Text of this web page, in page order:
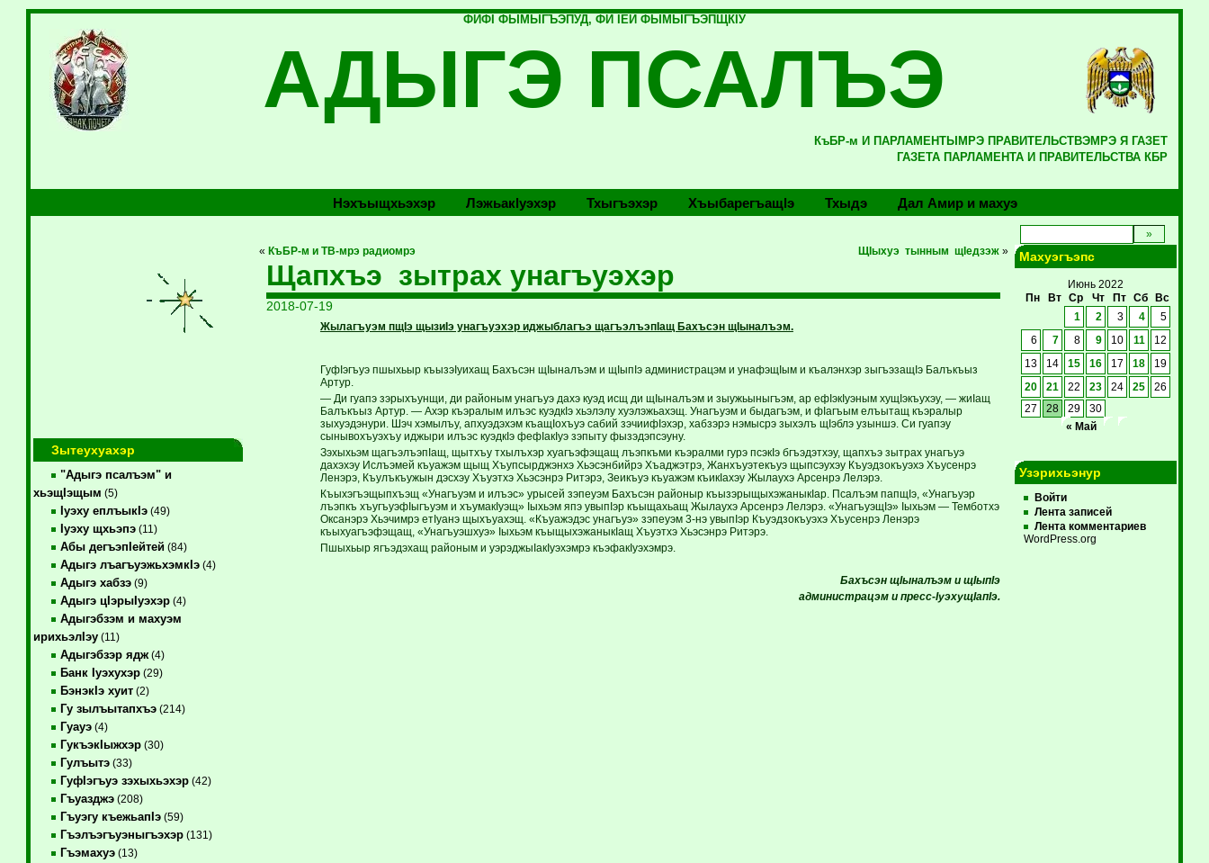
ФИФI ФЫМЫГЪЭПУД, ФИ IЕЙ ФЫМЫГЪЭПЩКIУ
АДЫГЭ ПСАЛЪЭ
КъБР-м И ПАРЛАМЕНТЫМРЭ ПРАВИТЕЛЬСТВЭМРЭ Я ГАЗЕТ
ГАЗЕТА ПАРЛАМЕНТА И ПРАВИТЕЛЬСТВА КБР
Нэхъыщхьэхэр Лэжьакlуэхэр Тхыгъэхэр Хъыбарегъащlэ Тхыдэ Дал Амир и махуэ
Зытеухуахэр
"Адыгэ псалъэм" и
хьэщIэщым (5)
Iуэху еплъыкIэ(49)
Iуэху щхьэпэ(11)
Абы дегъэпIейтей(84)
Адыгэ лъагъуэжьхэмкIэ(4)
Адыгэ хабзэ(9)
Адыгэ цIэрыIуэхэр(4)
Адыгэбзэм и махуэм
ирихьэлIэу(11)
Адыгэбзэр ядж(4)
Банк Iуэхухэр(29)
БэнэкIэ хуит(2)
Гу зылъытапхъэ(214)
Гуауэ(4)
ГукъэкIыжхэр(30)
Гулъытэ(33)
ГуфIэгъуэ зэхыхьэхэр(42)
Гъуазджэ(208)
Гъуэгу къежьапIэ(59)
Гъэлъэгъуэныгъэхэр(131)
Гъэмахуэ(13)
« КъБР-м и ТВ-мрэ радиомрэ ЩIыхуэ тынным щIедзэж»
Щапхъэ зытрах унагъуэхэр
2018-07-19
Жылагъуэм пщIэ щызиIэ унагъуэхэр иджыблагъэ щагъэлъэпIащ Бахъсэн щIыналъэм.
ГуфIэгъуэ пшыхьыр къызэIуихащ Бахъсэн щIыналъэм и щIыпIэ администрацэм и унафэщIым и къалэнхэр зыгъэзащIэ Балъкъыз
Артур.
— Ди гуапэ зэрыхъунщи, ди районым унагъуэ дахэ куэд исщ ди щIыналъэм и зыужьыныгъэм, ар ефIэкIуэным хущIэкъухэу, — жиIащ
Балъкъыз Артур. — Ахэр къэралым илъэс куэдкIэ хьэлэлу хуэлэжьахэщ. Унагъуэм и быдагъэм, и фIагъым елъытащ къэралыр
зыхуэдэнури. Шэч хэмылъу, апхуэдэхэм къащIохъуэ сабий зэчиифIэхэр, хабзэрэ нэмысрэ зыхэлъ щIэблэ узыншэ. Си гуапэу
сынывохъуэхъу иджыри илъэс куэдкIэ фефIакIуэ зэпыту фызэдэпсэуну.
Зэхыхьэм щагъэлъэпIащ, щытхъу тхылъхэр хуагъэфэщащ лъэпкъми къэралми гурэ псэкIэ бгъэдэтхэу, щапхъэ зытрах унагъуэ
дахэхэу Ислъэмей къуажэм щыщ Хъупсырджэнхэ Хьэсэнбийрэ Хъаджэтрэ, Жанхъуэтекъуэ щыпсэухэу Къуэдзокъуэхэ Хъусенрэ
Ленэрэ, Къулъкъужын дэсхэу Хъуэтхэ Хьэсэнрэ Ритэрэ, Зеикъуэ къуажэм къикIахэу Жылаухэ Арсенрэ Лелэрэ.
Къыхэгъэщыпхъэщ «Унагъуэм и илъэс» урысей зэпеуэм Бахъсэн районыр къызэрыщыхэжаныкIар. Псалъэм папщIэ, «Унагъуэр
лъэпкъ хъугъуэфIыгъуэм и хъумакIуэщ» Iыхьэм япэ увыпIэр къыщахьащ Жылаухэ Арсенрэ Лелэрэ. «УнагъуэщIэ» Iыхьэм — Темботхэ
Оксанэрэ Хьэчимрэ етIуанэ щыхъуахэщ. «Къуажэдэс унагъуэ» зэпеуэм 3-нэ увыпIэр Къуэдзокъуэхэ Хъусенрэ Ленэрэ
къыхуагъэфэщащ, «Унагъуэшхуэ» Iыхьэм къыщыхэжаныкIащ Хъуэтхэ Хьэсэнрэ Ритэрэ.
Пшыхьыр ягъэдэхащ районым и уэрэджыIакIуэхэмрэ къэфакIуэхэмрэ.
Бахъсэн щIыналъэм и щIыпIэ
администрацэм и пресс-IуэхущIапIэ.
Махуэгъэпс
Июнь 2022
Пн
Вт Ср Чт Пт Сб
Вс
1
2 3 4 5
6 7 8 9 10 11 12
13 14 15 16 17 18 19
20 21 22 23 24 25
26
27
28 29
30
« Май
Узэрихьэнур
Войти
Лента записей
Лента комментариев
WordPress.org